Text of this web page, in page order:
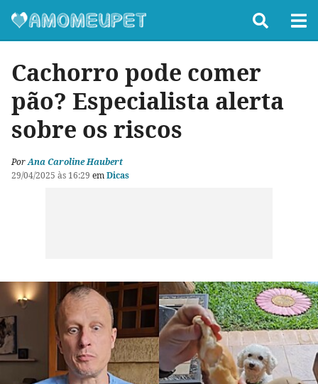
Cachorro pode comer
pão? Especialista alerta
sobre os riscos
PorAna Caroline Haubert
29/04/2025 às 16:29 emDicas